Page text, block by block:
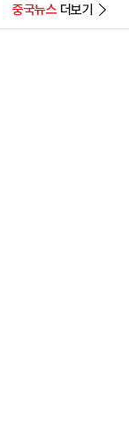
중국뉴스더보기